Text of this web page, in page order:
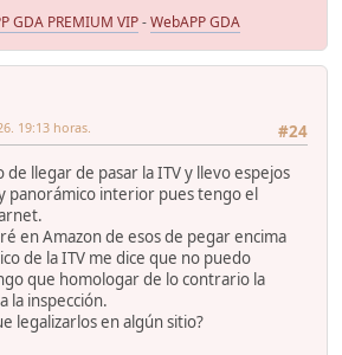
GDA PREMIUM VIP-WebAPP GDA
#24
19:13 horas.
de llegar de pasar la ITV y llevo espejos
panorámico interior pues tengo el
en Amazon de esos de pegar encima
de la ITV me dice que no puedo
que homologar de lo contrario la
la inspección.
legalizarlos en algún sitio?